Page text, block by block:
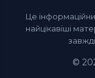
Це
найцікавіші
©